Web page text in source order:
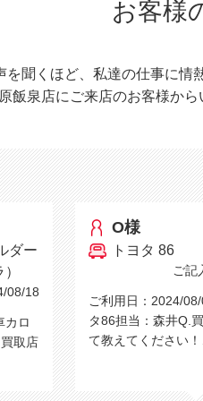
お客様
を聞くほど、私達の仕事に情
飯泉店にご来店のお客様から
ダー
08/18
カロ
取店
O様
トヨタ 86
ご記
ご利用日：2024/
タ86担当：森井Q.
て教えてください